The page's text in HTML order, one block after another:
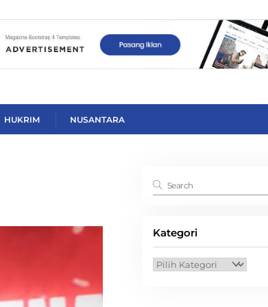
HUKRIM NUSANTARA
Kategori
Kategori